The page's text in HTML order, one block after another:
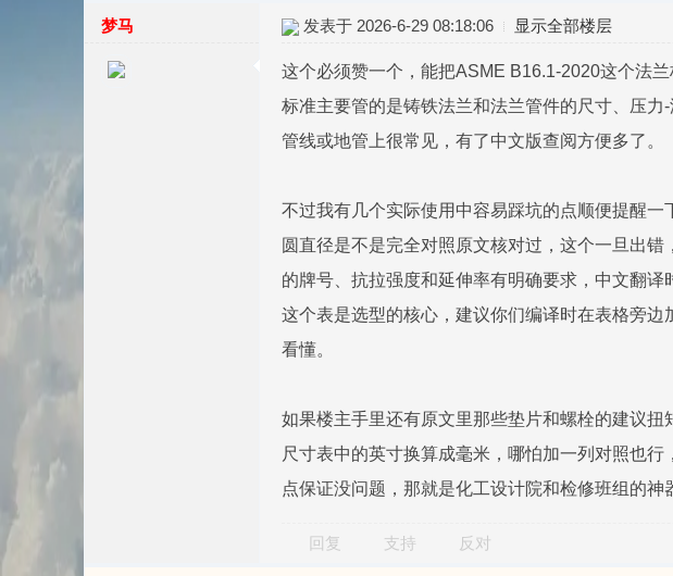
梦马 发表于 2026-6-29 08:18:06 显示全部楼层
这个必须赞一个，能把ASME B16.1-2020这个法
标准主要管的是铸铁法兰和法兰管件的尺寸、压
管线或地管上很常见，有了中文版查阅方便多了。
不过我有几个实际使用中容易踩坑的点顺便提醒
圆直径是不是完全对照原文核对过，这个一旦出
的牌号、抗拉强度和延伸率有明确要求，中文翻
这个表是选型的核心，建议你们编译时在表格旁
看懂。
如果楼主手里还有原文里那些垫片和螺栓的建议
尺寸表中的英寸换算成毫米，哪怕加一列对照也
点保证没问题，那就是化工设计院和检修班组的
回复 支持 反对